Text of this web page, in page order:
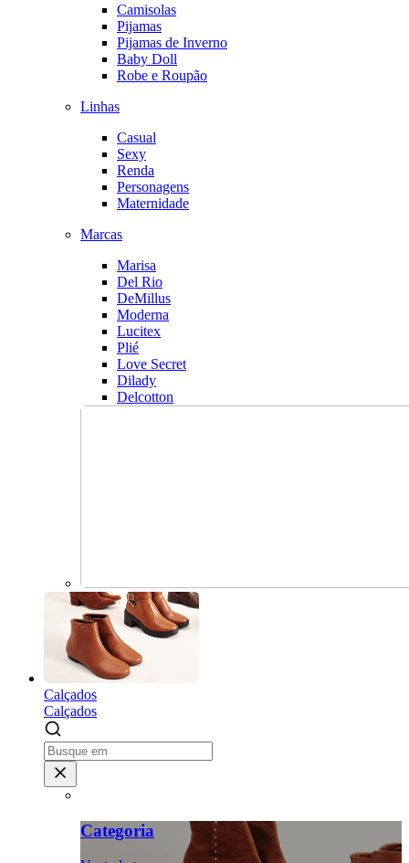
Camisolas
Pijamas
Pijamas de Inverno
Baby Doll
Robe e Roupão
Linhas
Casual
Sexy
Renda
Personagens
Maternidade
Marcas
Marisa
Del Rio
DeMillus
Moderna
Lucitex
Plié
Love Secret
Dilady
Delcotton
Calçados
Calçados
Categoria